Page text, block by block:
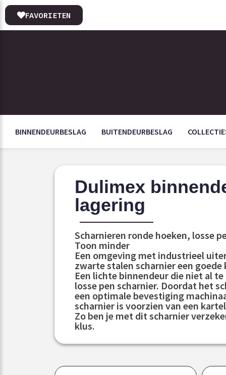
FAVORIETEN
BINNENDEURBESLAG BUITENDEURBESLAG
Dulimex
lagering
Scharnieren ronde hoeken, losse
Toon minder
Een omgeving met industrieel
zwarte stalen scharnier een
Een lichte binnendeur die niet al
losse pen scharnier. Doordat het
een optimale bevestiging
scharnier is voorzien van een
Zo ben je met dit scharnier
klus.